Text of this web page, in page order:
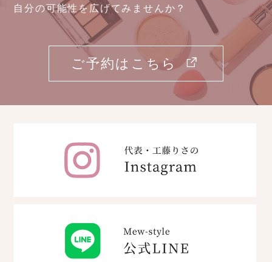
自分の可能性を広げてみませんか？
ご予約はこちら